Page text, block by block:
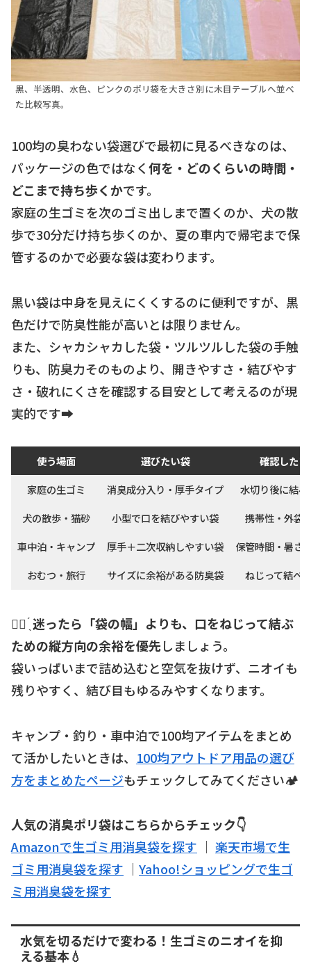
黒、半透明、水色、ピンクのポリ袋を大きさ別に木目テーブルへ並べ
た比較写真。
100均の臭わない袋選びで最初に見るべきなのは、
パッケージの色ではなく何を・どのくらいの時間・
どこまで持ち歩くかです。
家庭の生ゴミを次のゴミ出しまで置くのか、犬の散
歩で30分だけ持ち歩くのか、夏の車内で帰宅まで保
管するのかで必要な袋は変わります。
黒い袋は中身を見えにくくするのに便利ですが、黒
色だけで防臭性能が高いとは限りません。
また、シャカシャカした袋・ツルツルした袋の手触
りも、防臭力そのものより、開きやすさ・結びやす
さ・破れにくさを確認する目安として考えるのが現
実的です➡️
使う場面 選びたい袋
確認したい
家庭の生ゴミ
消臭成分入り・厚手タイプ
水切り後に結べ
犬の散歩・猫砂
小型で口を結びやすい袋
携帯性・外袋
車中泊・キャンプ
厚手＋二次収納しやすい袋
保管時間・暑さ
おむつ・旅行
サイズに余裕がある防臭袋 ねじって結べ
☝🏻 ̖́迷ったら「袋の幅」よりも、口をねじって結ぶ
ための縦方向の余裕を優先しましょう。
袋いっぱいまで詰め込むと空気を抜けず、ニオイも
残りやすく、結び目もゆるみやすくなります。
キャンプ・釣り・車中泊で100均アイテムをまとめ
て活かしたいときは、 100均アウトドア用品の選び
方をまとめたページもチェックしてみてください🏕️
人気の消臭ポリ袋はこちらからチェック👇
Amazonで生ゴミ用消臭袋を探す ｜ 楽天市場で生
ゴミ用消臭袋を探す ｜ Yahoo!ショッピングで生ゴ
ミ用消臭袋を探す
水気を切るだけで変わる！生ゴミのニオイを抑
える基本💧